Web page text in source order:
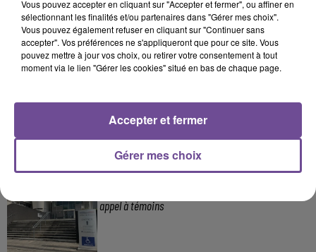
toxiques
appel à témoins
Vous pouvez accepter en cliquant sur "Accepter et fermer", ou affiner en
sélectionnant les finalités et/ou partenaires dans "Gérer mes choix".
Vous pouvez également refuser en cliquant sur "Continuer sans
accepter". Vos préférences ne s'appliqueront que pour ce site. Vous
pouvez mettre à jour vos choix, ou retirer votre consentement à tout
moment via le lien "Gérer les cookies" situé en bas de chaque page.
Gérer mes choix
Accepter et fermer